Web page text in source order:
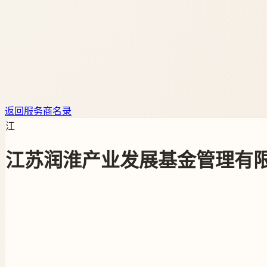
返回服务商名录
江
江苏润淮产业发展基金管理有